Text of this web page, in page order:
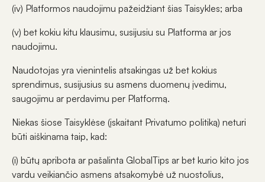
(iv) Platformos naudojimu pažeidžiant šias Taisykles; arba
(v) bet kokiu kitu klausimu, susijusiu su Platforma ar jos
naudojimu.
Naudotojas yra vienintelis atsakingas už bet kokius
sprendimus, susijusius su asmens duomenų įvedimu,
saugojimu ar perdavimu per Platformą.
Niekas šiose Taisyklėse (įskaitant Privatumo politiką) neturi
būti aiškinama taip, kad:
(i) būtų apribota ar pašalinta GlobalTips ar bet kurio kito jos
vardu veikiančio asmens atsakomybė už nuostolius,